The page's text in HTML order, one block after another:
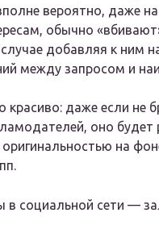
вероятно, даже
обычно
добавляя к ним
между запросом и
даже если не
оно будет
на
в социальной сети —